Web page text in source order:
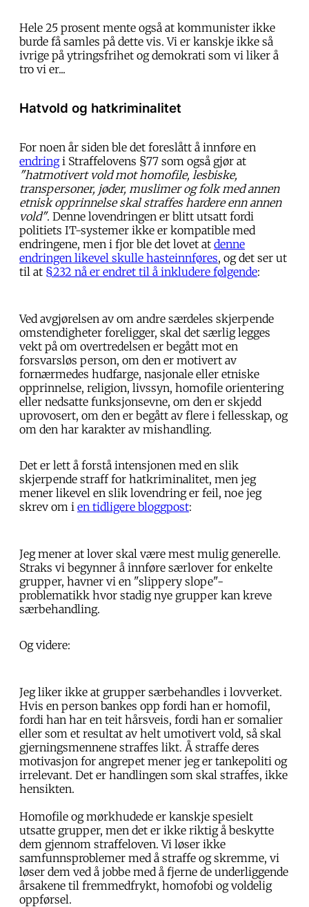
Hele 25 prosent mente også at kommunister ikke
burde få samles på dette vis. Vi er kanskje ikke så
ivrige på ytringsfrihet og demokrati som vi liker å
tro vi er...
Hatvold og hatkriminalitet
For noen år siden ble det foreslått å innføre en
endringi Straffelovens §77 som også gjør at
"hatmotivert vold mot homofile, lesbiske,
transpersoner, jøder, muslimer og folk med annen
etnisk opprinnelse skal straffes hardere enn annen
vold". Denne lovendringen er blitt utsatt fordi
politiets IT-systemer ikke er kompatible med
endringene, men i fjor ble det lovet at denne
endringen likevel skulle hasteinnføres, og det ser ut
til at §232 nå er endret til å inkludere følgende:
Ved avgjørelsen av om andre særdeles skjerpende
omstendigheter foreligger, skal det særlig legges
vekt på om overtredelsen er begått mot en
forsvarsløs person, om den er motivert av
fornærmedes hudfarge, nasjonale eller etniske
opprinnelse, religion, livssyn, homofile orientering
eller nedsatte funksjonsevne, om den er skjedd
uprovosert, om den er begått av flere i fellesskap, og
om den har karakter av mishandling.
Det er lett å forstå intensjonen med en slik
skjerpende straff for hatkriminalitet, men jeg
mener likevel en slik lovendring er feil, noe jeg
skrev om i en tidligere bloggpost:
Jeg mener at lover skal være mest mulig generelle.
Straks vi begynner å innføre særlover for enkelte
grupper, havner vi en "slippery slope"-
problematikk hvor stadig nye grupper kan kreve
særbehandling.
Og videre:
Jeg liker ikke at grupper særbehandles i lovverket.
Hvis en person bankes opp fordi han er homofil,
fordi han har en teit hårsveis, fordi han er somalier
eller som et resultat av helt umotivert vold, så skal
gjerningsmennene straffes likt. Å straffe deres
motivasjon for angrepet mener jeg er tankepoliti og
irrelevant. Det er handlingen som skal straffes, ikke
hensikten.
Homofile og mørkhudede er kanskje spesielt
utsatte grupper, men det er ikke riktig å beskytte
dem gjennom straffeloven. Vi løser ikke
samfunnsproblemer med å straffe og skremme, vi
løser dem ved å jobbe med å fjerne de underliggende
årsakene til fremmedfrykt, homofobi og voldelig
oppførsel.